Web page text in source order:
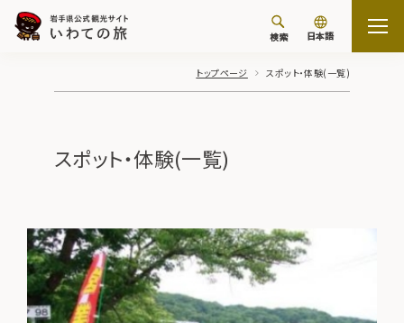
検索 日本語
トップページ スポット・体験(一覧)
スポット・体験(一覧)